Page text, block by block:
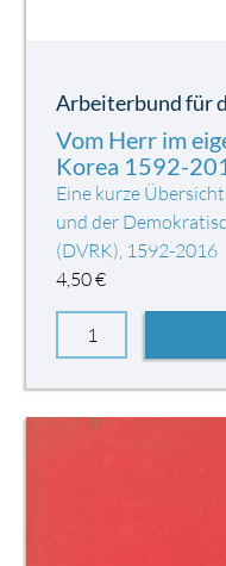
Arbeiterbund für
Vom Herr im
Korea 1592-
Eine kurze
und der
(DVRK), 1592-2016
4,50€